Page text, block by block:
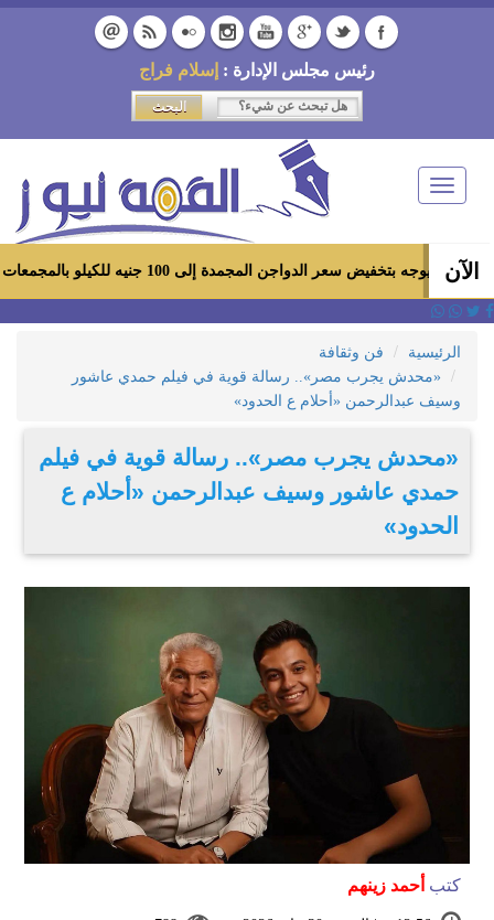
رئيس مجلس الإدارة : إسلام فراج
Toggle
navigation
الآن
سعر الدواجن المجمدة إلى 100 جنيه للكيلو بالمجمعات الاستهلاكية ومعارض «أهلاً رمضان»
الرئيسية
فن وثقافة
«محدش يجرب مصر».. رسالة قوية في فيلم حمدي عاشور
وسيف عبدالرحمن «أحلام ع الحدود»
«محدش يجرب مصر».. رسالة قوية في فيلم
حمدي عاشور وسيف عبدالرحمن «أحلام ع
الحدود»
كتب أحمد زينهم